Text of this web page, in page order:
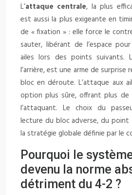
L’attaque centrale, la plus
est aussi la plus exigeante en
de « fixation » : elle force le
sauter, libérant de l’espace
ailes lors des points suivants.
l’arrière, est une arme de
bloc en déroute. L’attaque aux
option plus sûre, offrant plus de
l’attaquant. Le choix du
lecture du bloc adverse, du
la stratégie globale définie par le
Pourquoi le
devenu la norme
détriment du 4-2 ?